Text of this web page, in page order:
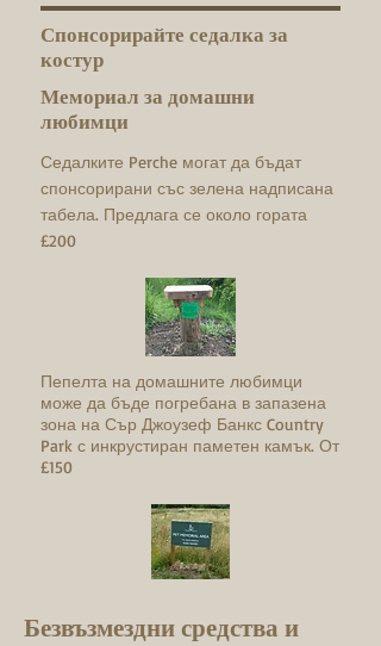
Спонсорирайте седалка за
костур
Мемориал за домашни
любимци
Седалките Perche могат да бъдат
спонсорирани със зелена надписана
табела. Предлага се около гората
£200
Пепелта на домашните любимци
може да бъде погребана в запазена
зона на Сър Джоузеф Банкс Country
Park с инкрустиран паметен камък. От
£150
Безвъзмездни средства и